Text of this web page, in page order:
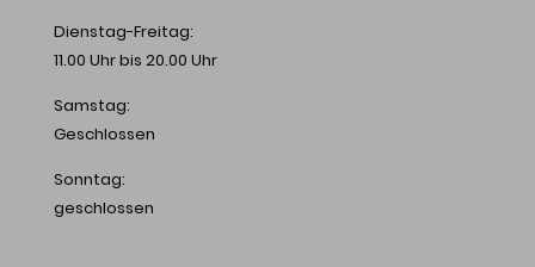
Dienstag-Freitag:
11.00 Uhr bis 20.00 Uhr
Samstag:
Geschlossen
Sonntag:
geschlossen